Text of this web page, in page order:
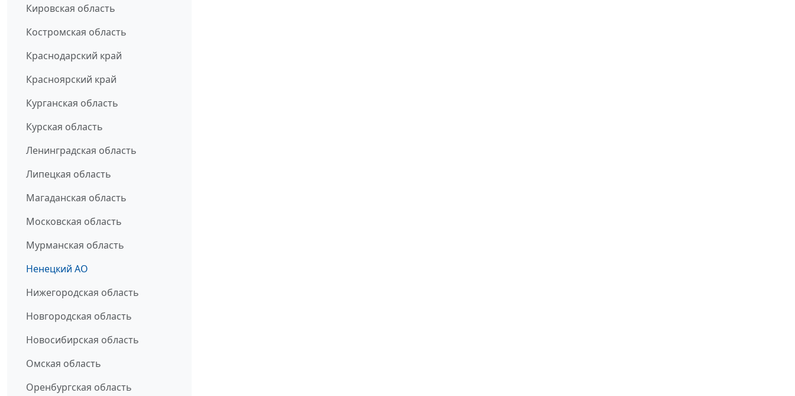
Кировская область
Костромская область
Краснодарский край
Красноярский край
Курганская область
Курская область
Ленинградская область
Липецкая область
Магаданская область
Московская область
Мурманская область
Ненецкий АО
Нижегородская область
Новгородская область
Новосибирская область
Омская область
Оренбургская область